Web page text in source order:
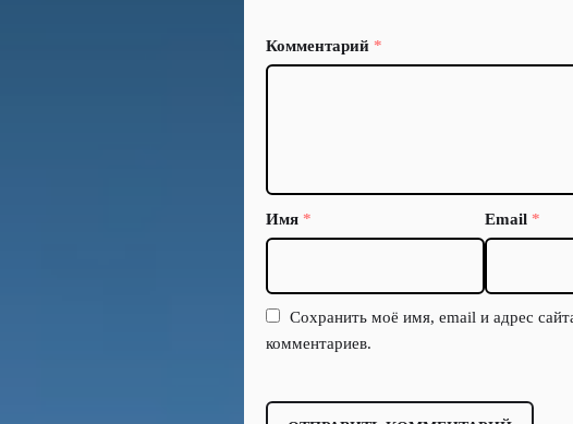
Комментарий *
Имя * Email *
Сохранить моё имя, email и адрес
комментариев.